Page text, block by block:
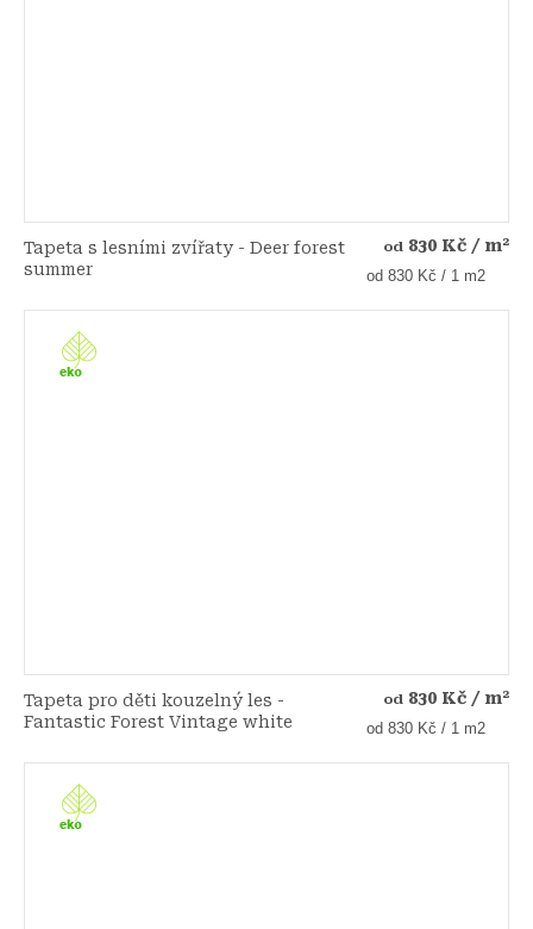
Tapeta s lesními zvířaty - Deer forest
summer
od 830 Kč / m²
Měrná
od 830 Kč / 1 m2
Tapeta pro děti kouzelný les -
Fantastic Forest Vintage white
od 830 Kč / m²
Měrná
od 830 Kč / 1 m2